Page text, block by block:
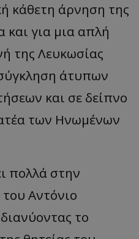
κάθετη άρνηση της
και για μια απλή
της Λευκωσίας
άτυπων
και σε δείπνο
των Ηνωμένων
πολλά στην
Αντόνιο
το